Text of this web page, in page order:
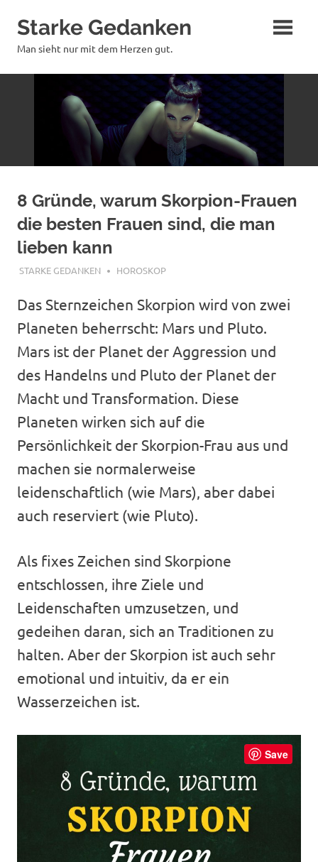
Inhalt
springen
Starke Gedanken
Man sieht nur mit dem Herzen gut.
8 Gründe, warum Skorpion-Frauen
die besten Frauen sind, die man
lieben kann
OKTOBER 12, 2023
STARKE GEDANKEN HOROSKOP
Das Sternzeichen Skorpion wird von zwei
Planeten beherrscht: Mars und Pluto.
Mars ist der Planet der Aggression und
des Handelns und Pluto der Planet der
Macht und Transformation. Diese
Planeten wirken sich auf die
Persönlichkeit der Skorpion-Frau aus und
machen sie normalerweise
leidenschaftlich (wie Mars), aber dabei
auch reserviert (wie Pluto).
Als fixes Zeichen sind Skorpione
entschlossen, ihre Ziele und
Leidenschaften umzusetzen, und
gedeihen daran, sich an Traditionen zu
halten. Aber der Skorpion ist auch sehr
emotional und intuitiv, da er ein
Wasserzeichen ist.
Save